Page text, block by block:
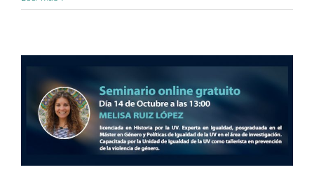
II
de
Filioparental.
Comprender,
Intervenir
y
Evaluar